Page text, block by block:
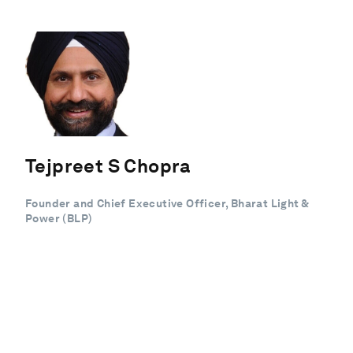
Tejpreet S Chopra
Founder and Chief Executive Officer, Bharat Light &
Power (BLP)